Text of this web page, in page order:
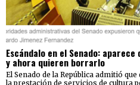
Escándalo en el Senado:
y ahora quieren borrarlo
El Senado de la República admitió
la prestación de servicios de cultura